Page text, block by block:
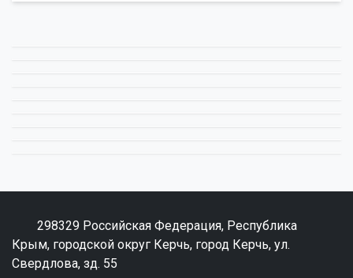
298329 Российская Федерация, Республика
Крым, городской округ Керчь, город Керчь, ул.
Свердлова, зд. 55